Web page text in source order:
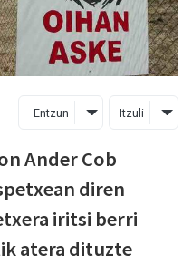
Entzun Itzuli
Ander Cob
diren
iritsi berri
atera dituzte